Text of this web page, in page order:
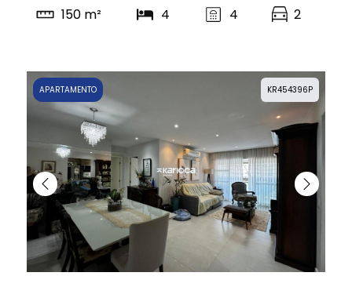
150 m² 4 4 2
KR454396P
APARTAMENTO